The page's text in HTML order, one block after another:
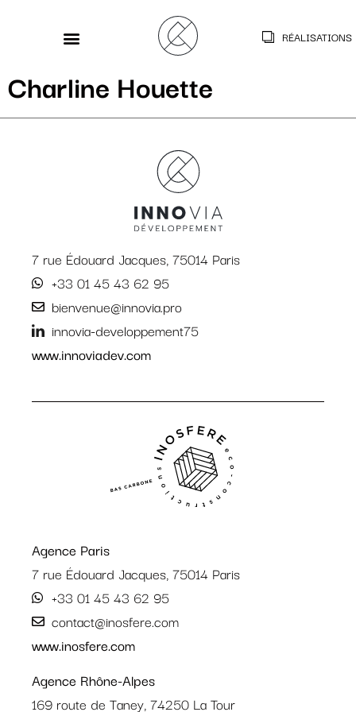
RÉALISATIONS
Charline Houette
7 rue Édouard Jacques, 75014 Paris
+33 01 45 43 62 95
bienvenue@innovia.pro
innovia-developpement75
www.innoviadev.com
Agence Paris
7 rue Édouard Jacques, 75014 Paris
+33 01 45 43 62 95
contact@inosfere.com
www.inosfere.com
Agence Rhône-Alpes
169 route de Taney, 74250 La Tour